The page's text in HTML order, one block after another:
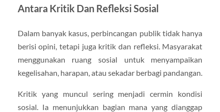
Antara Kritik Dan Refleksi Sosial
Dalam banyak kasus, perbincangan publik tidak hanya
berisi opini, tetapi juga kritik dan refleksi. Masyarakat
menggunakan ruang sosial untuk menyampaikan
kegelisahan, harapan, atau sekadar berbagi pandangan.
Kritik yang muncul sering menjadi cermin kondisi
sosial. Ia menunjukkan bagian mana yang dianggap